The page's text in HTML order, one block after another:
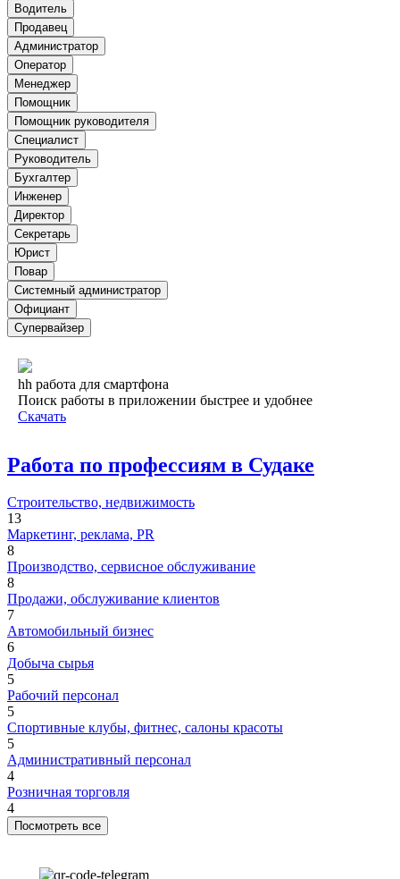
Водитель
Продавец
Администратор
Оператор
Менеджер
Помощник
Помощник руководителя
Специалист
Руководитель
Бухгалтер
Инженер
Директор
Секретарь
Юрист
Повар
Системный администратор
Официант
Супервайзер
hh работа для смартфона
Поиск работы в приложении быстрее и удобнее
Скачать
Работа по профессиям в Судаке
Строительство, недвижимость
13
Маркетинг, реклама, PR
8
Производство, сервисное обслуживание
8
Продажи, обслуживание клиентов
7
Автомобильный бизнес
6
Добыча сырья
5
Рабочий персонал
5
Спортивные клубы, фитнес, салоны красоты
5
Административный персонал
4
Розничная торговля
4
Посмотреть все